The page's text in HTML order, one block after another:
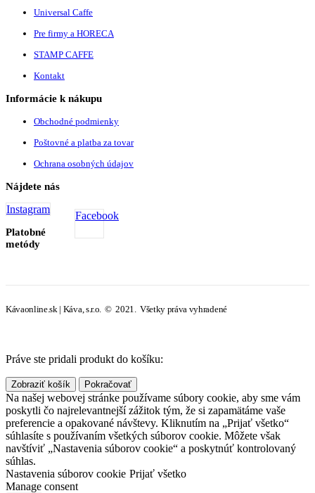
Universal Caffe
Pre firmy a HORECA
STAMP CAFFE
Kontakt
Informácie k nákupu
Obchodné podmienky
Poštovné a platba za tovar
Ochrana osobných údajov
Nájdete nás
Facebook
Instagram
Platobné
metódy
Kávaonline.sk | Káva, s.r.o. © 2021. Všetky práva vyhradené
Práve ste pridali produkt do košíku:
Zobraziť košík Pokračovať
Na našej webovej stránke používame súbory cookie, aby sme vám
poskytli čo najrelevantnejší zážitok tým, že si zapamätáme vaše
preferencie a opakované návštevy. Kliknutím na „Prijať všetko“
súhlasíte s používaním všetkých súborov cookie. Môžete však
navštíviť „Nastavenia súborov cookie“ a poskytnúť kontrolovaný
súhlas.
Nastavenia súborov cookie Prijať všetko
Manage consent